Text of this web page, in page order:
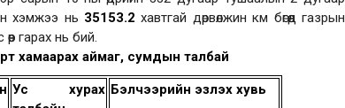
хэмжээ нь 35153.2 хавтгай дөрвөлжин км бөгөөд газрын
гарах нь бий.
хамаарах аймаг, сумдын талбай
Ус хурах Бэлчээрийн эзлэх хувь